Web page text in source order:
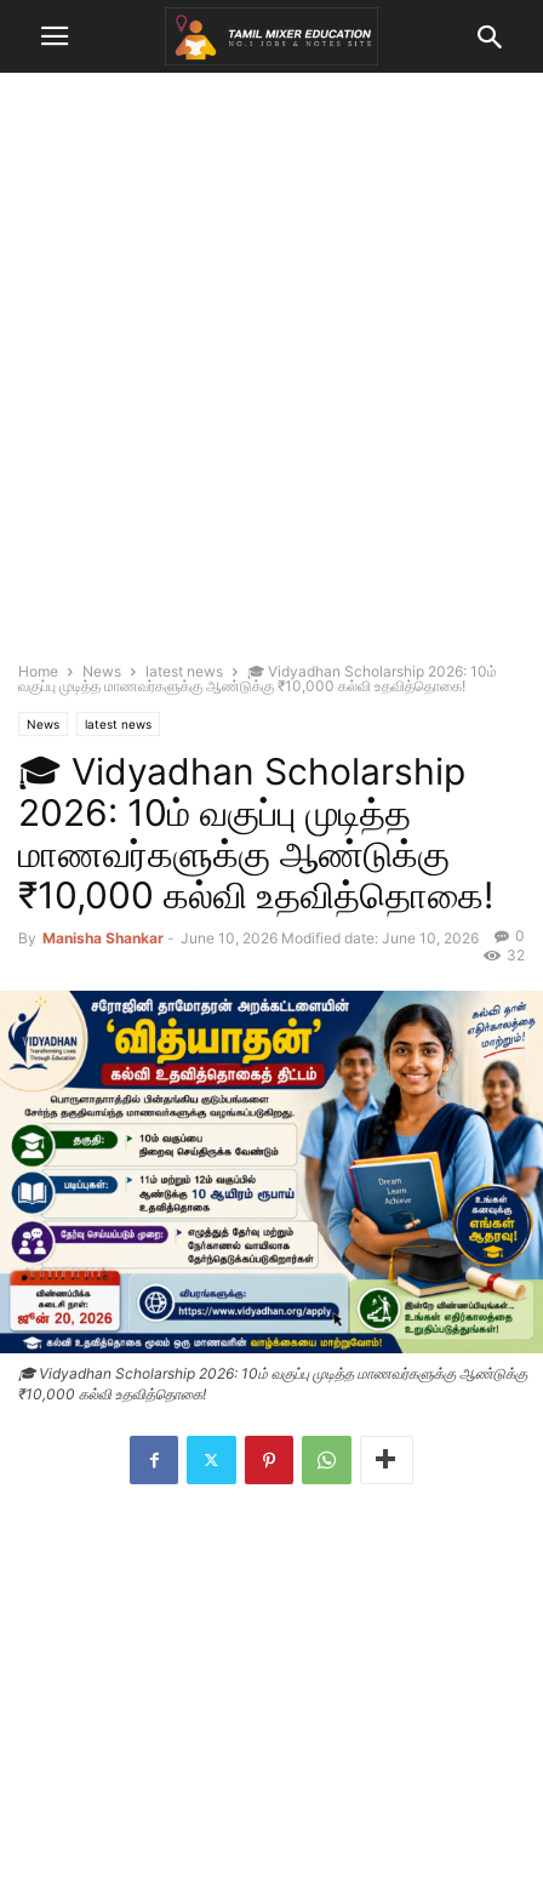
Home News latest news
🎓 Vidyadhan Scholarship 2026: 10ம்
வகுப்பு முடித்த மாணவர்களுக்கு ஆண்டுக்கு ₹10,000 கல்வி உதவித்தொகை!
News latest news
🎓 Vidyadhan Scholarship
2026: 10ம் வகுப்பு முடித்த
மாணவர்களுக்கு ஆண்டுக்கு
₹10,000 கல்வி உதவித்தொகை!
By Manisha Shankar - June 10, 2026 Modified date: June 10, 2026
0
32
🎓 Vidyadhan Scholarship 2026: 10ம் வகுப்பு முடித்த மாணவர்களுக்கு ஆண்டுக்கு
₹10,000 கல்வி உதவித்தொகை!